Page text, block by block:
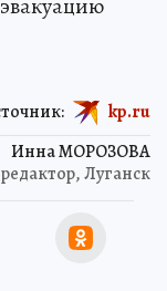
Инна МОРОЗОВА
Луганск
kp.ru